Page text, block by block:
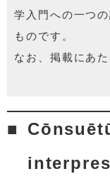
学入門への一つ
ものです。
なお、掲載にあ